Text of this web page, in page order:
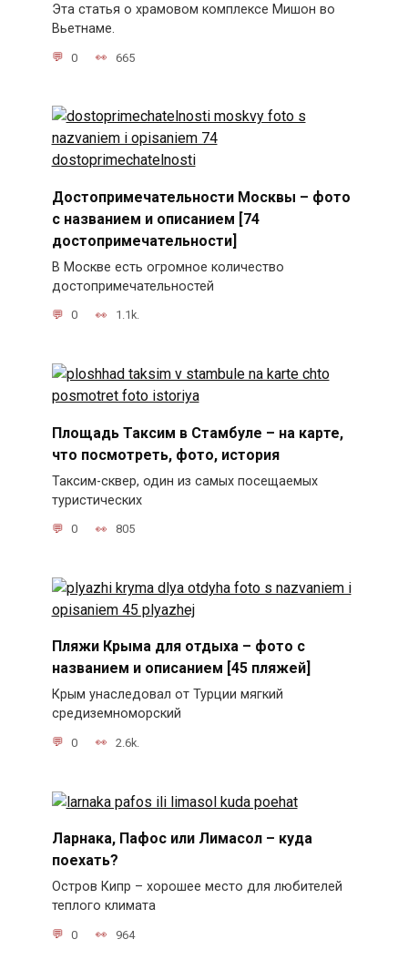
Эта статья о храмовом комплексе Мишон во
Вьетнаме.
0 665
Достопримечательности Москвы – фото
с названием и описанием [74
достопримечательности]
В Москве есть огромное количество
достопримечательностей
0 1.1k.
Площадь Таксим в Стамбуле – на карте,
что посмотреть, фото, история
Таксим-сквер, один из самых посещаемых
туристических
0 805
Пляжи Крыма для отдыха – фото с
названием и описанием [45 пляжей]
Крым унаследовал от Турции мягкий
средиземноморский
0 2.6k.
Ларнака, Пафос или Лимасол – куда
поехать?
Остров Кипр – хорошее место для любителей
теплого климата
0 964